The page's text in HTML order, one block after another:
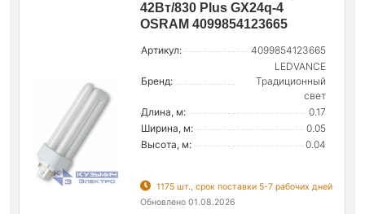
42Вт/830 Plus GX24q-4
OSRAM 4099854123665
Артикул: 4099854123665
Бренд:
LEDVANCE
Традиционный
свет
Длина, м:
0.17
Ширина, м:
0.05
Высота, м:
0.04
1175 шт., срок поставки 5-7 рабочих дней
Обновлено 01.08.2026